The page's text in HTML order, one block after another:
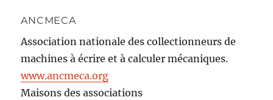
ANCMECA
Association nationale des collectionneurs de
machines à écrire et à calculer mécaniques.
www.ancmeca.org
Maisons des associations